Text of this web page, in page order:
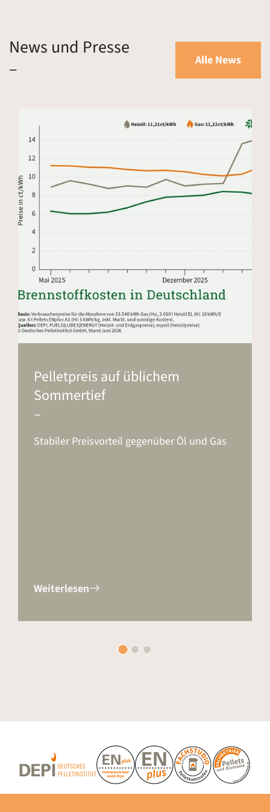
News und Presse
–
Alle News
Pelletpreis auf üblichem
Sommertief
–
Stabiler Preisvorteil gegenüber Öl und Gas
Weiterlesen